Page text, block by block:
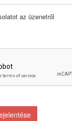
az üzenetről